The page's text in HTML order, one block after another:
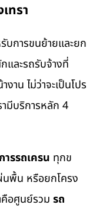
ทรา
การขนย้ายและยก
และรถรับจ้างที่
น ไม่ว่าจะเป็นโปร
ามีบริการหลัก 4
ารรถเครน ทุกข
นพื้น หรือยกโครง
คือศูนย์รวม รถ